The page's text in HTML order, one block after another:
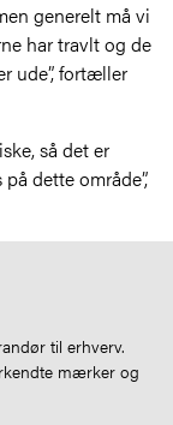
generelt må vi
har travlt og de
ude”, fortæller
så det er
dette område”,
til erhverv.
mærker og